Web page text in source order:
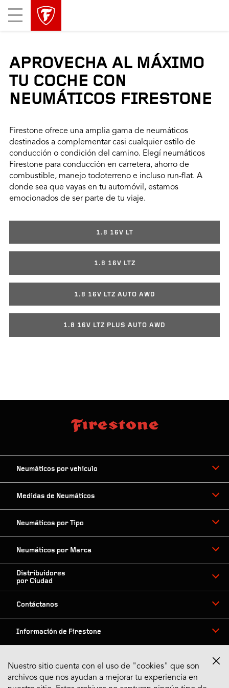
Mobile
Menu
APROVECHA AL MÁXIMO
TU COCHE CON
NEUMÁTICOS FIRESTONE
Firestone ofrece una amplia gama de neumáticos
destinados a complementar casi cualquier estilo de
conducción o condición del camino. Elegí neumáticos
Firestone para conducción en carretera, ahorro de
combustible, manejo todoterreno e incluso run-flat. A
donde sea que vayas en tu automóvil, estamos
emocionados de ser parte de tu viaje.
1.8 16V LT
1.8 16V LTZ
1.8 16V LTZ AUTO AWD
1.8 16V LTZ PLUS AUTO AWD
Neumáticos por vehículo
Medidas de Neumáticos
Neumáticos por Tipo
Neumáticos por Marca
Distribuidores
por Ciudad
Contáctanos
Información de Firestone
Síguenos en Redes
Nuestro sitio cuenta con el uso de "cookies" que son
archivos que nos ayudan a mejorar tu experiencia en